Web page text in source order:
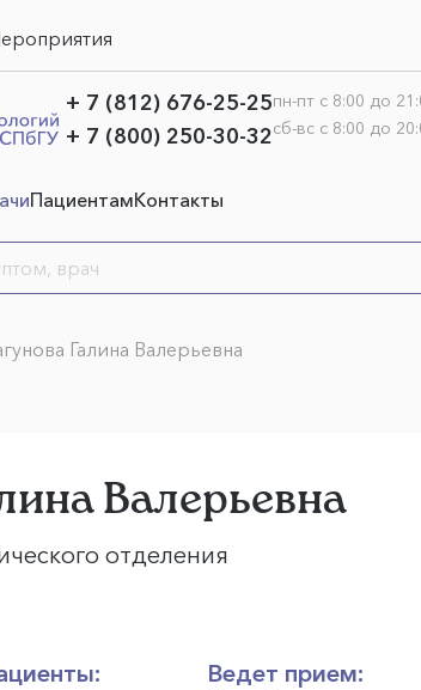
+ 7 (812) 676-25-25
+ 7 (800) 250-30-32
пн-пт с 8:00 до
сб-вс с 8:00 до
ПациентамКонтакты
Галина Валерьевна
Валерьевна
отделения
Ведет прием: